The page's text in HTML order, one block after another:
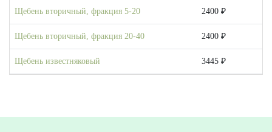
Щебень вторичный, фракция 5-20 2400 ₽
Щебень вторичный, фракция 20-40 2400 ₽
Щебень известняковый 3445 ₽